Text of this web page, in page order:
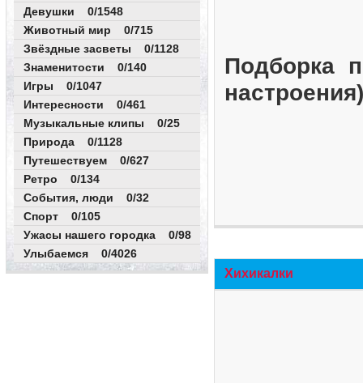
Девушки 0/1548
Животный мир 0/715
Звёздные засветы 0/1128
Знаменитости 0/140
Игры 0/1047
Интересности 0/461
Музыкальные клипы 0/25
Природа 0/1128
Путешествуем 0/627
Ретро 0/134
События, люди 0/32
Спорт 0/105
Ужасы нашего городка 0/98
Улыбаемся 0/4026
Подборка
Хихикалки